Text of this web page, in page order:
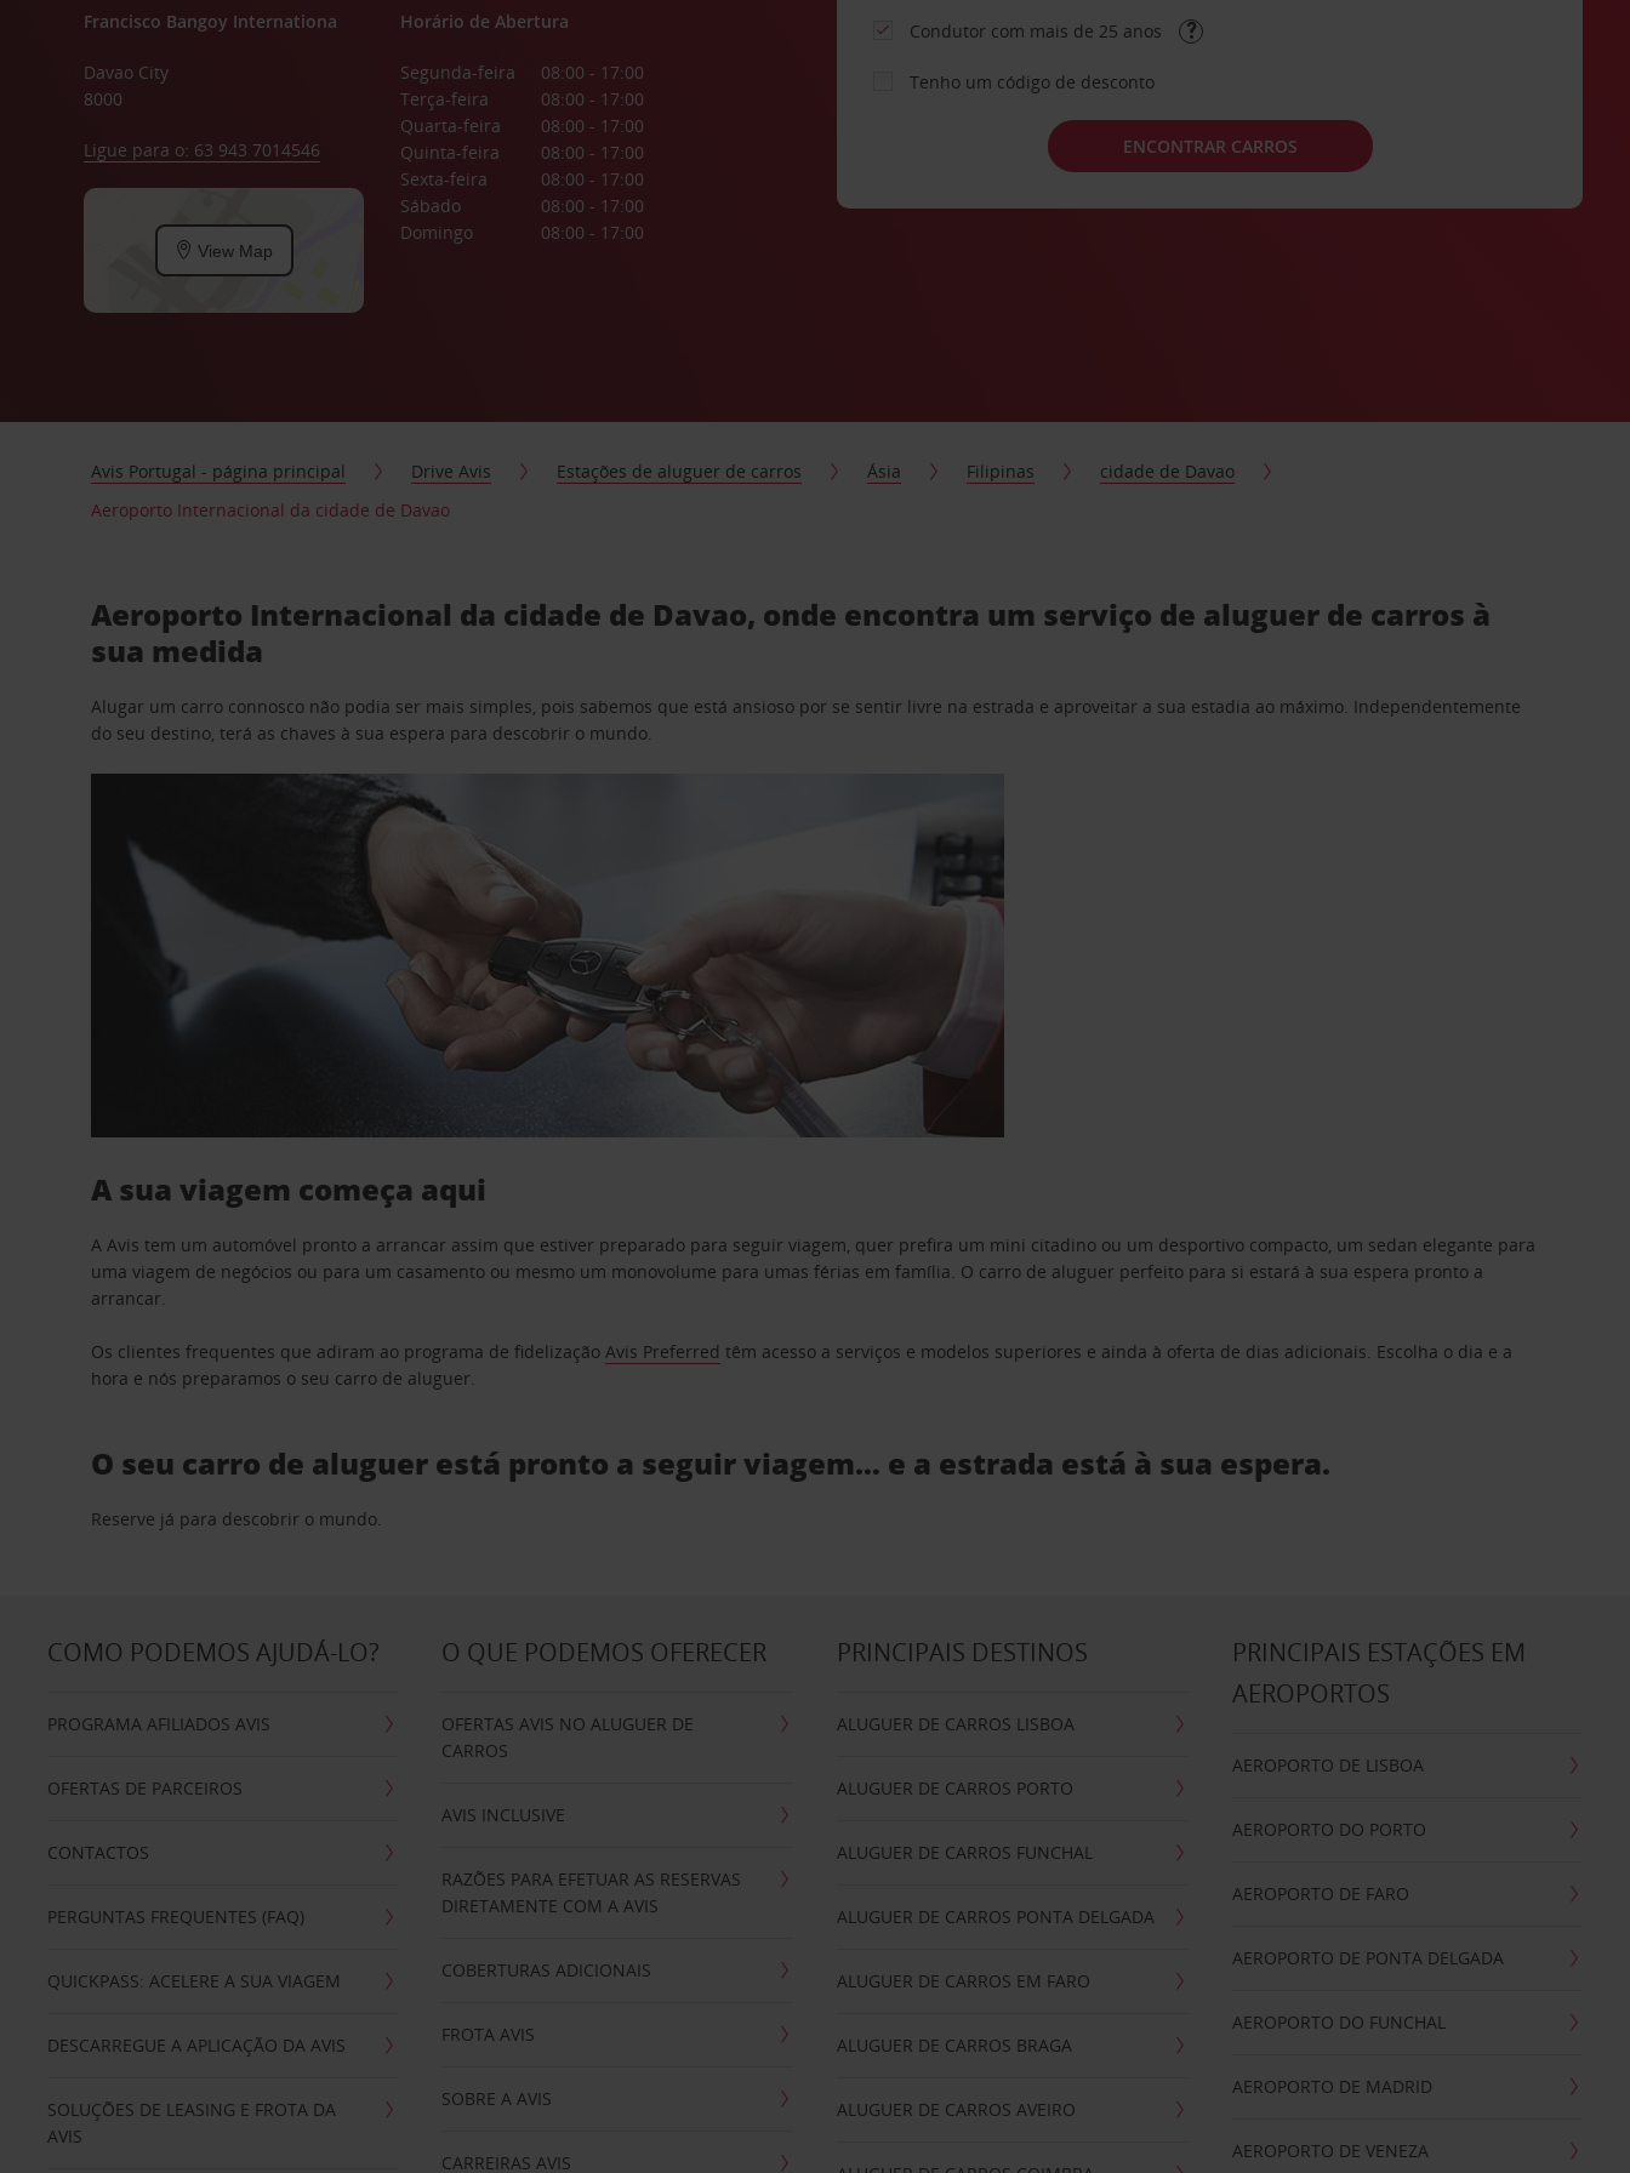
Francisco Bangoy Internationa
Davao City
8000
Ligue para o: 63 943 7014546
View Map
Horário de Abertura
Segunda-feira
08:00 - 17:00
Terça-feira
08:00 - 17:00
Quarta-feira
08:00 - 17:00
Quinta-feira
08:00 - 17:00
Sexta-feira
08:00 - 17:00
Sábado
08:00 - 17:00
Domingo
08:00 - 17:00
Condutor com mais de 25 anos
Tenho um código de desconto
ENCONTRAR CARROS
Avis Portugal - página principal Drive Avis Estações de aluguer de carros Ásia Filipinas
cidade de Davao
Aeroporto Internacional da cidade de Davao
Aeroporto Internacional da cidade de Davao, onde encontra um serviço de aluguer de carros à
sua medida
Alugar um carro connosco não podia ser mais simples, pois sabemos que está ansioso por se sentir livre na estrada e aproveitar a sua estadia ao máximo. Independentemente
do seu destino, terá as chaves à sua espera para descobrir o mundo.
A sua viagem começa aqui
A Avis tem um automóvel pronto a arrancar assim que estiver preparado para seguir viagem, quer prefira um mini citadino ou um desportivo compacto, um sedan elegante para
uma viagem de negócios ou para um casamento ou mesmo um monovolume para umas férias em família. O carro de aluguer perfeito para si estará à sua espera pronto a
arrancar.
Os clientes frequentes que adiram ao programa de fidelizaçãoAvis Preferred têm acesso a serviços e modelos superiores e ainda à oferta de dias adicionais. Escolha o dia e a
hora e nós preparamos o seu carro de aluguer.
O seu carro de aluguer está pronto a seguir viagem… e a estrada está à sua espera.
Reserve já para descobrir o mundo.
COMO PODEMOS AJUDÁ-LO?
PROGRAMA AFILIADOS AVIS
OFERTAS DE PARCEIROS
CONTACTOS
PERGUNTAS FREQUENTES (FAQ)
QUICKPASS: ACELERE A SUA VIAGEM
DESCARREGUE A APLICAÇÃO DA AVIS
SOLUÇÕES DE LEASING E FROTA DA
AVIS
O QUE PODEMOS OFERECER
OFERTAS AVIS NO ALUGUER DE
CARROS
AVIS INCLUSIVE
RAZÕES PARA EFETUAR AS RESERVAS
DIRETAMENTE COM A AVIS
COBERTURAS ADICIONAIS
FROTA AVIS
SOBRE A AVIS
CARREIRAS AVIS
PRINCIPAIS DESTINOS
ALUGUER DE CARROS LISBOA
ALUGUER DE CARROS PORTO
ALUGUER DE CARROS FUNCHAL
ALUGUER DE CARROS PONTA DELGADA
ALUGUER DE CARROS EM FARO
ALUGUER DE CARROS BRAGA
ALUGUER DE CARROS AVEIRO
PRINCIPAIS ESTAÇÕES EM
AEROPORTOS
AEROPORTO DE LISBOA
AEROPORTO DO PORTO
AEROPORTO DE FARO
AEROPORTO DE PONTA DELGADA
AEROPORTO DO FUNCHAL
AEROPORTO DE MADRID
AEROPORTO DE VENEZA